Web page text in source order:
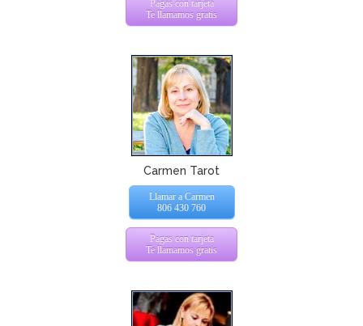
Pagas con tarjeta
Te llamamos gratis
Carmen Tarot
Llamar a Carmen
806 430 760
Pagas con tarjeta
Te llamamos gratis